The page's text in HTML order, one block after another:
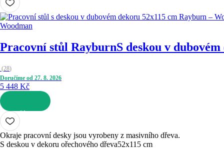
Woodman
Pracovní stůl RayburnS deskou v
(28)
Doručíme od 27. 8. 2026
5 448 Kč
DO KOŠÍKU
Okraje pracovní desky jsou vyrobeny z masivního dřeva.
S deskou v dekoru ořechového dřeva52x115 cm